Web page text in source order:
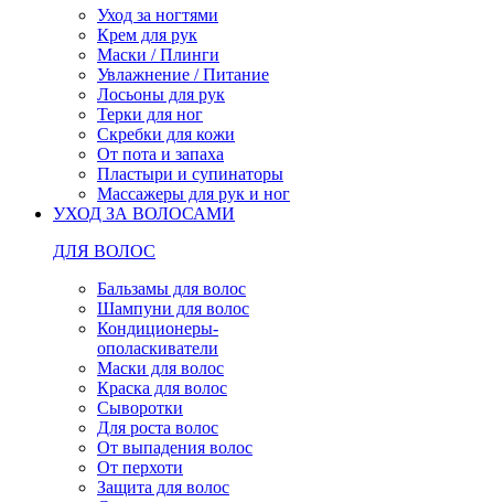
Уход за ногтями
Крем для рук
Маски / Плинги
Увлажнение / Питание
Лосьоны для рук
Терки для ног
Скребки для кожи
От пота и запаха
Пластыри и супинаторы
Массажеры для рук и ног
УХОД ЗА ВОЛОСАМИ
ДЛЯ ВОЛОС
Бальзамы для волос
Шампуни для волос
Кондиционеры-
ополаскиватели
Маски для волос
Краска для волос
Сыворотки
Для роста волос
От выпадения волос
От перхоти
Защита для волос